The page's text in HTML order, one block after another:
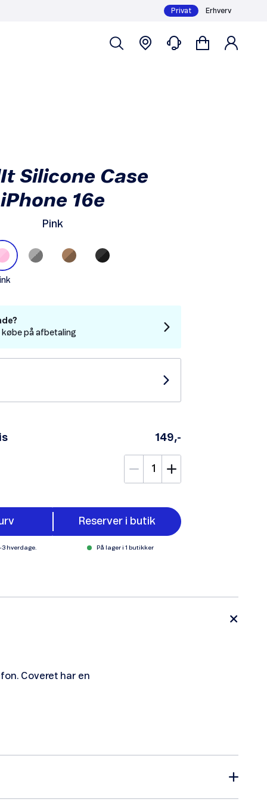
Privat Erhverv
Silicone Case
iPhone 16e
Pink
købe på afbetaling
149,-
Reserver i butik
3 hverdage. På lager i 1 butikker
Coveret har en